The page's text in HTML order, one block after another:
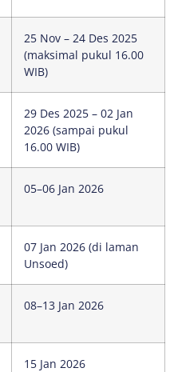
25 Nov – 24 Des 2025
(maksimal pukul 16.00
WIB)
29 Des 2025 – 02 Jan
2026 (sampai pukul
16.00 WIB)
05–06 Jan 2026
07 Jan 2026 (di laman
Unsoed)
08–13 Jan 2026
15 Jan 2026